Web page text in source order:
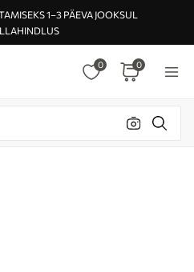
1–3 PÄEVA JOOKSUL
0 0